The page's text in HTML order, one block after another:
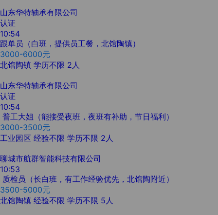
山东华特轴承有限公司
认证
10:54
跟单员（白班，提供员工餐，北馆陶镇）
3000-6000元
北馆陶镇 学历不限 2人
山东华特轴承有限公司
认证
10:54
普工大姐（能接受夜班，夜班有补助，节日福利）
3000-3500元
工业园区 经验不限 学历不限 2人
聊城市航群智能科技有限公司
10:53
质检员（长白班，有工作经验优先，北馆陶附近）
3500-5000元
北馆陶镇 经验不限 学历不限 5人